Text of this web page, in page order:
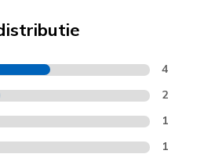
4
2
1
1